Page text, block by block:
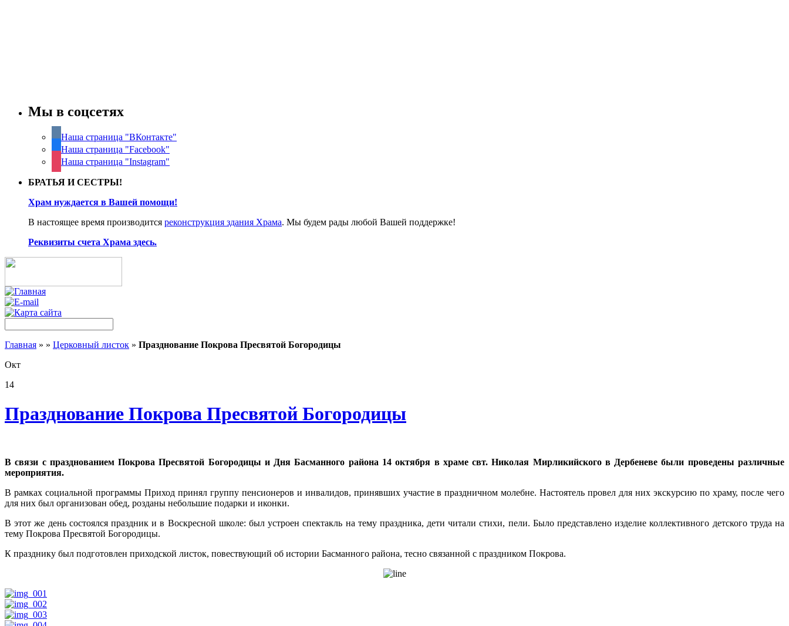
Мы в соцсетях
Наша страница "ВКонтакте"
Наша страница "Facebook"
Наша страница "Instagram"
БРАТЬЯ И СЕСТРЫ!
Храм нуждается в Вашей помощи!
В настоящее время производится реконструкция здания Храма. Мы будем рады любой Вашей поддержке!
Реквизиты счета Храма здесь.
Главная » » Церковный листок » Празднование Покрова Пресвятой Богородицы
Окт
14
Празднование Покрова Пресвятой Богородицы
В связи с празднованием Покрова Пресвятой Богородицы и Дня Басманного района 14 октября в храме свт. Николая Мирликийского в Дербеневе были проведены различные
мероприятия.
В рамках социальной программы Приход принял группу пенсионеров и инвалидов, принявших участие в праздничном молебне. Настоятель провел для них экскурсию по храму, после чего
для них был организован обед, розданы небольшие подарки и иконки.
В этот же день состоялся праздник и в Воскресной школе: был устроен спектакль на тему праздника, дети читали стихи, пели. Было представлено изделие коллективного детского труда на
тему Покрова Пресвятой Богородицы.
К празднику был подготовлен приходской листок, повествующий об истории Басманного района, тесно связанной с праздником Покрова.